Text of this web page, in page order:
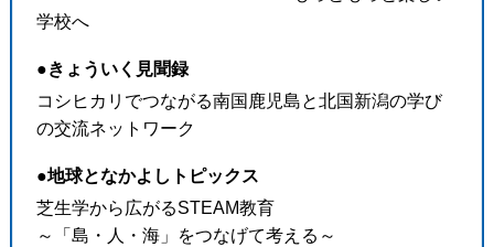
学校へ
●きょういく見聞録
コシヒカリでつながる南国鹿児島と北国新潟の学び
の交流ネットワーク
●地球となかよしトピックス
芝生学から広がるSTEAM教育
～「島・人・海」をつなげて考える～